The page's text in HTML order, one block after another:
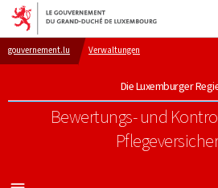
Zur Zum Inhalt
gouvernement.lu Verwaltungen
Die Luxemburger
Bewertungs- und